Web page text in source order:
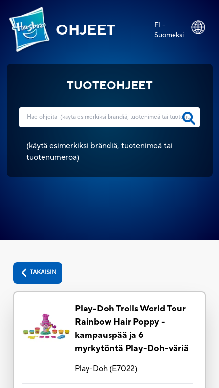
OHJEET
FI -
Suomeksi
TUOTEOHJEET
(käytä esimerkiksi brändiä, tuotenimeä tai
tuotenumeroa)
TAKAISIN
Play-Doh Trolls World Tour
Rainbow Hair Poppy -
kampauspää ja 6
myrkytöntä Play-Doh-väriä
Play-Doh(E7022)